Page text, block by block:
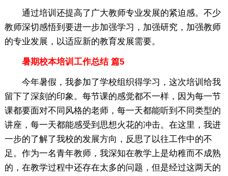
通过培训还提高了广大教师专业发展的紧迫感。不少
教师深切感悟到要进一步加强学习，加强研究，加强教师
的专业发展，以适应新的教育发展需要。
暑期校本培训工作总结 篇5
今年暑假，我参加了学校组织得学习，这次培训给我
留下了深刻的印象。每节课的感觉都不一样，因为每一节
课都要面对不同风格的老师，每一天都能听到不同类型的
讲座，每一天都能感受到思想火花的冲击。在这里，我进
一步的了解了我校的发展方向，反思了以往工作中的不
足。作为一名青年教师，我深知在教学上是幼稚而不成熟
的，在教学过程中还存在太多的问题，但是经过这两天的